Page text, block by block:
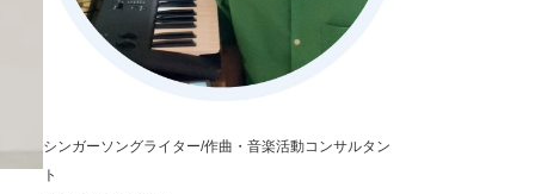
シンガーソングライター/作曲・音楽活動コンサルタン
ト